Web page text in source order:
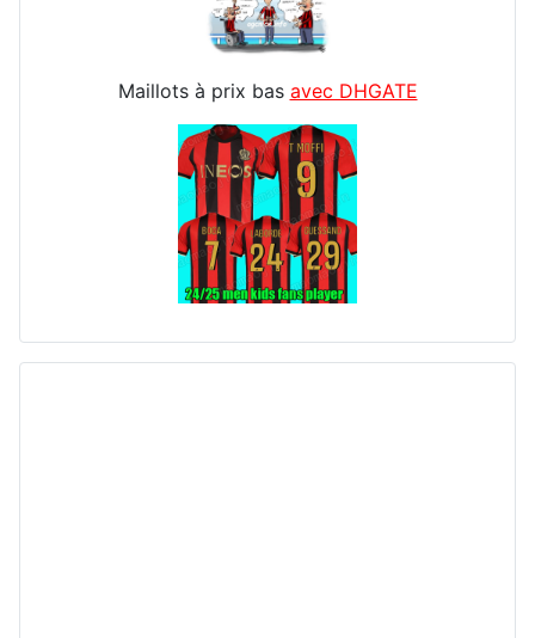
Maillots à prix bas avec DHGATE